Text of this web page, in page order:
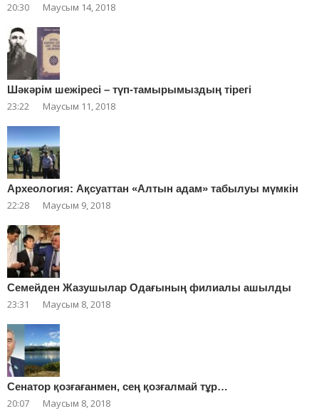
20:30 Маусым 14, 2018
Шәкәрім шежіресі – түп-тамырымыздың тірегі
23:22 Маусым 11, 2018
Археология: Ақсуаттан «Алтын адам» табылуы мүмкін
22:28 Маусым 9, 2018
Cемейден Жазушылар Одағының филиалы ашылды
23:31 Маусым 8, 2018
Сенатор қозғағанмен, сең қозғалмай тұр…
20:07 Маусым 8, 2018